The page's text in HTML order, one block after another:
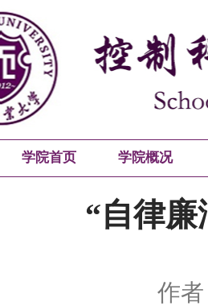
学院首页 学院概况
“自律
作者